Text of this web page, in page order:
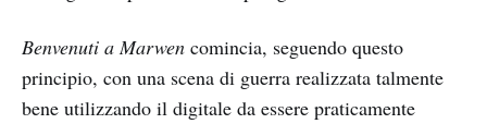
Benvenuti a Marwen comincia, seguendo questo
principio, con una scena di guerra realizzata talmente
bene utilizzando il digitale da essere praticamente